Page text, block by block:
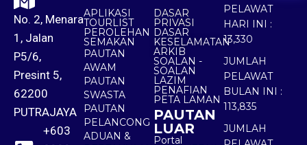
No. 2, Menara
1, Jalan
P5/6,
Presint 5,
62200
PUTRAJAYA
+603
APLIKASI
TOURLIST
PEROLEHAN
SEMAKAN
PAUTAN
AWAM
PAUTAN
SWASTA
PAUTAN
PELANCONG
ADUAN &
DASAR
PRIVASI
DASAR
KESELAMATAN
ARKIB
SOALAN -
SOALAN
LAZIM
PENAFIAN
PETA LAMAN
PAUTAN
LUAR
Portal
PELAWAT
HARI INI :
13,330
JUMLAH
PELAWAT
BULAN INI :
113,835
JUMLAH